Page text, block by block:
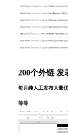
200个外链 发
每月纯人工发布大量
等等